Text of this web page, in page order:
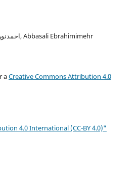
Copyright (c) 2021 احمدنور وحیدی, Abbasali Ebrahimimehr
aCreative Commons Attribution 4.0
4.0 International (CC-BY 4.0)"